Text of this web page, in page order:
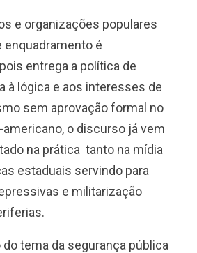
e organizações populares
enquadramento é
entrega a política de
à lógica e aos interesses de
sem aprovação formal no
o discurso já vem
na prática tanto na mídia
estaduais servindo para
e militarização
do tema da segurança pública